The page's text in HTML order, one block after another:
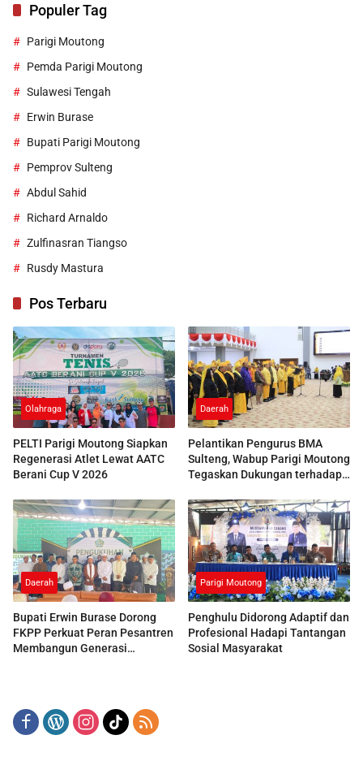
Populer Tag
Parigi Moutong
Pemda Parigi Moutong
Sulawesi Tengah
Erwin Burase
Bupati Parigi Moutong
Pemprov Sulteng
Abdul Sahid
Richard Arnaldo
Zulfinasran Tiangso
Rusdy Mastura
Pos Terbaru
Olahraga
PELTI Parigi Moutong Siapkan
Regenerasi Atlet Lewat AATC
Berani Cup V 2026
Daerah
Pelantikan Pengurus BMA
Sulteng, Wabup Parigi Moutong
Tegaskan Dukungan terhadap
Daerah
Bupati Erwin Burase Dorong
FKPP Perkuat Peran Pesantren
Membangun Generasi
Parigi Moutong
Penghulu Didorong Adaptif dan
Profesional Hadapi Tantangan
Sosial Masyarakat